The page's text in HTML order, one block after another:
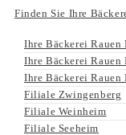
Finden Sie Ihre
Ihre Bäckerei
Ihre Bäckerei
Ihre Bäckerei
Filiale Zwingenberg
Filiale Weinheim
Filiale Seeheim